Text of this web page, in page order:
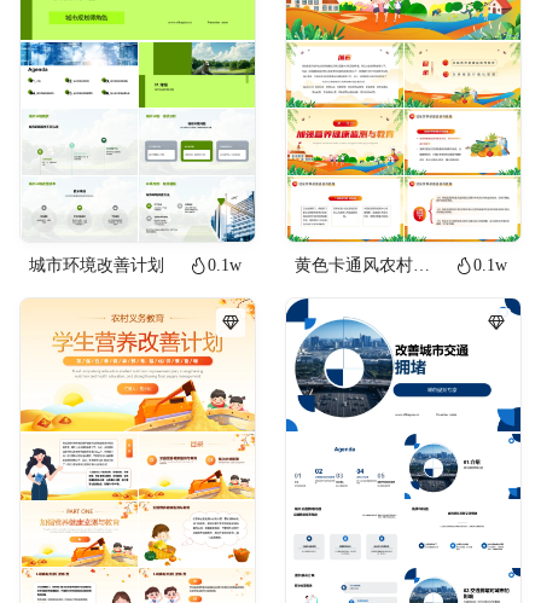
城市环境改善计划 0.1w 黄色卡通风农村义务教育学生营养改善PPT模板公益 0.1w